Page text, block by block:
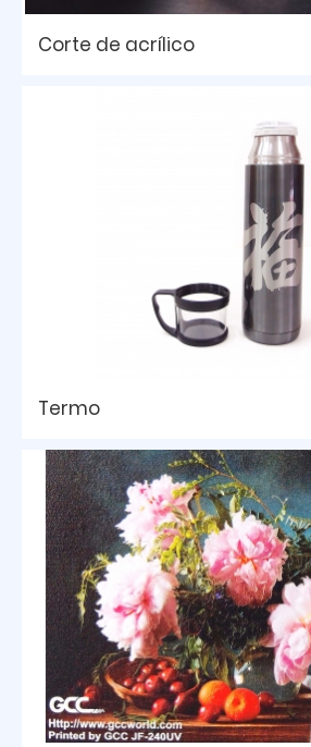
Corte de acrílico
Termo